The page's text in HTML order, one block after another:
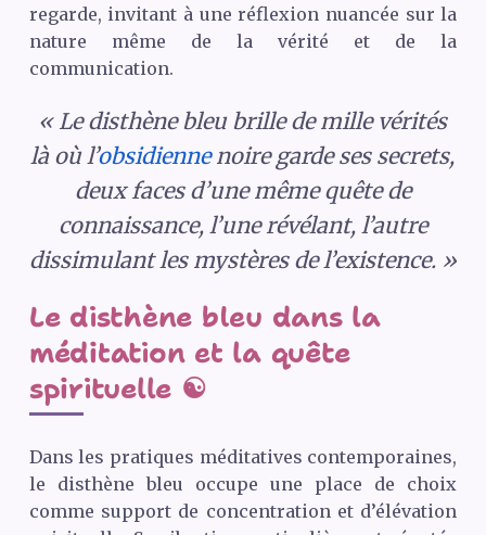
regarde, invitant à une réflexion nuancée sur la
nature même de la vérité et de la
communication.
« Le disthène bleu brille de mille vérités
là où l’obsidiennenoire garde ses secrets,
deux faces d’une même quête de
connaissance, l’une révélant, l’autre
dissimulant les mystères de l’existence. »
Le disthène bleu dans la
méditation et la quête
spirituelle ☯️
Dans les pratiques méditatives contemporaines,
le disthène bleu occupe une place de choix
comme support de concentration et d’élévation